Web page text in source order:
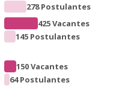
278 Postulantes
425 Vacantes
145 Postulantes
150 Vacantes
64 Postulantes